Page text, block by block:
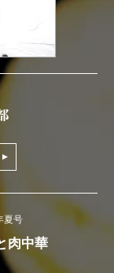
夏号
肉中華